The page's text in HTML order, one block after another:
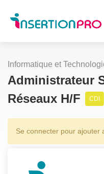
Informatique et
Administrateur
Réseaux H/F
CDI
Se connecter pour ajouter